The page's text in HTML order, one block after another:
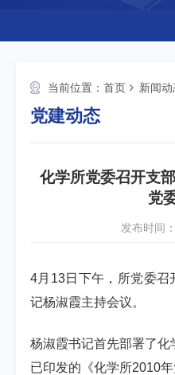
当前位置： 首页 新闻动
党建动态
化学所党委召开支
党
发布时间
4月13日下午，所党委召
记杨淑霞主持会议。
杨淑霞书记首先部署了
已印发的《化学所2010